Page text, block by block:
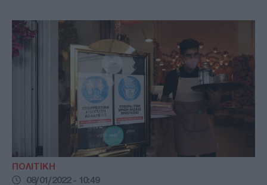
ΠΟΛΙΤΙΚΗ
08/01/2022 - 10:49